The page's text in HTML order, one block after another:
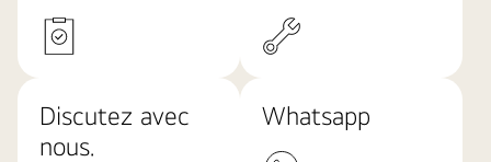
Discutez avec
nous.
Whatsapp